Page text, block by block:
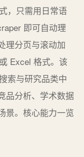
，只需用日常语
即可自动理
理分页与滚动加
Excel 格式。该
索与研究品类中
品分析、学术数据
景。核心能力一览